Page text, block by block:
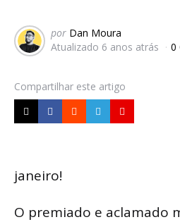
Postado
por
por Dan Moura
Atualizado 6 anos atrás 0
Compartilhar este artigo
janeiro!
O premiado e aclamado